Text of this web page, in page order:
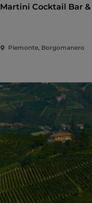
Martini Cocktail Bar
Piemonte, Borgomanero